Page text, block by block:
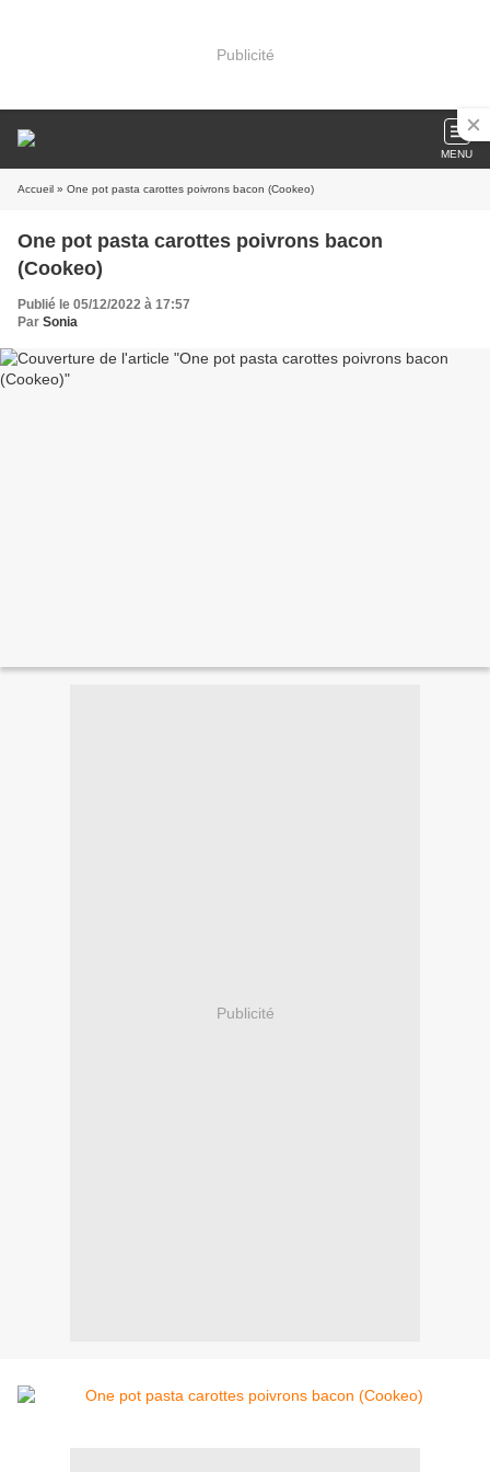
Publicité
MENU
Accueil » One pot pasta carottes poivrons bacon (Cookeo)
One pot pasta carottes poivrons bacon
(Cookeo)
Publié le 05/12/2022 à 17:57
Par Sonia
Publicité